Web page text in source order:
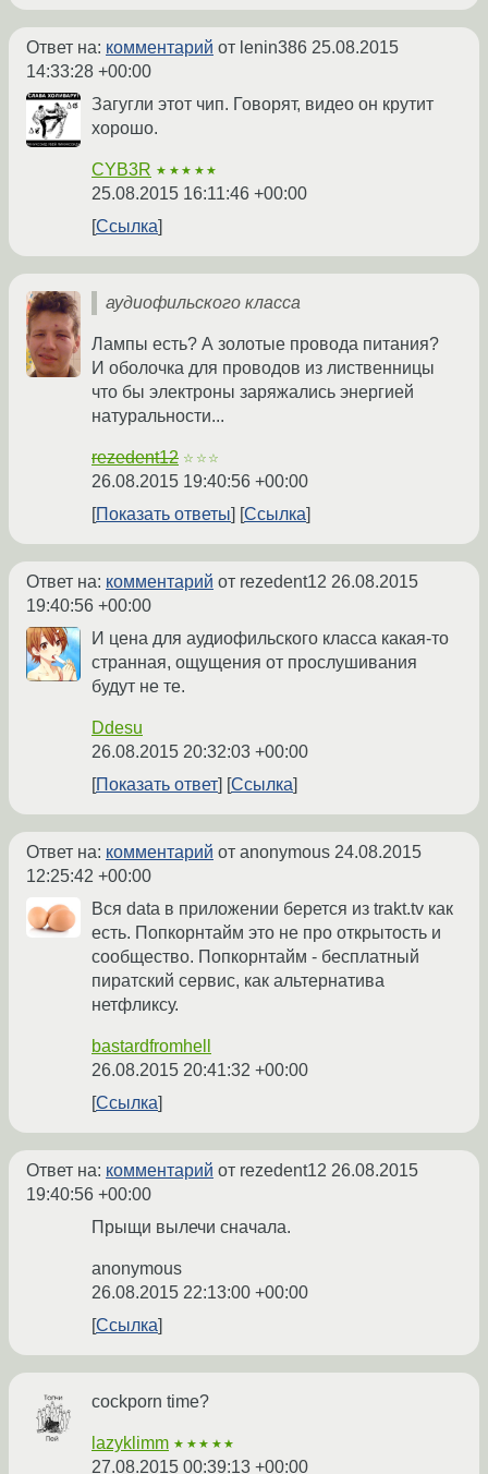
Ответ на: комментарий от lenin386 25.08.2015
14:33:28 +00:00
Загугли этот чип. Говорят, видео он крутит
хорошо.
CYB3R ★★★★★
25.08.2015 16:11:46 +00:00
Ссылка
аудиофильского класса
Лампы есть? А золотые провода питания?
И оболочка для проводов из лиственницы
что бы электроны заряжались энергией
натуральности...
rezedent12 ☆☆☆
26.08.2015 19:40:56 +00:00
Показать ответы
Ссылка
Ответ на: комментарий от rezedent12 26.08.2015
19:40:56 +00:00
И цена для аудиофильского класса какая-то
странная, ощущения от прослушивания
будут не те.
Ddesu
26.08.2015 20:32:03 +00:00
Показать ответ
Ссылка
Ответ на: комментарий от anonymous 24.08.2015
12:25:42 +00:00
Вся data в приложении берется из trakt.tv как
есть. Попкорнтайм это не про открытость и
сообщество. Попкорнтайм - бесплатный
пиратский сервис, как альтернатива
нетфликсу.
bastardfromhell
26.08.2015 20:41:32 +00:00
Ссылка
Ответ на: комментарий от rezedent12 26.08.2015
19:40:56 +00:00
Прыщи вылечи сначала.
anonymous
26.08.2015 22:13:00 +00:00
Ссылка
cockporn time?
lazyklimm ★★★★★
27.08.2015 00:39:13 +00:00